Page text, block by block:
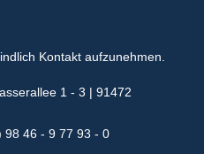
Kontakt aufzunehmen.
1 - 3 | 91472
98 46 - 9 77 93 - 0